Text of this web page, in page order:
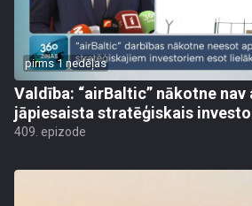
pirms 1 nedēļas
Valdība: “airBaltic” nākotne
jāpiesaista stratēģiskais
409. epizode